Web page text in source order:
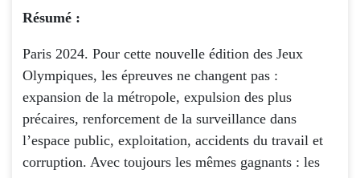
Résumé :
Paris 2024. Pour cette nouvelle édition des Jeux
Olympiques, les épreuves ne changent pas :
expansion de la métropole, expulsion des plus
précaires, renforcement de la surveillance dans
l’espace public, exploitation, accidents du travail et
corruption. Avec toujours les mêmes gagnants : les